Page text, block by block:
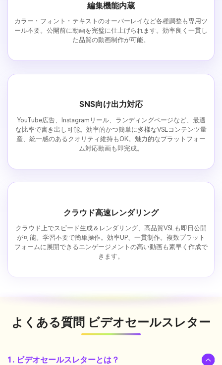
編集機能内蔵
カラー・フォント・テキストのオーバーレイなど各種調整も専用ツ
ール不要。公開前に動画を完璧に仕上げられます。効率良く一貫し
た品質の動画制作が可能。
SNS向け出力対応
YouTube広告、Instagramリール、ランディングページなど、最適
な比率で書き出し可能。効率的かつ簡単に多様なVSLコンテンツ量
産、統一感のあるクオリティ維持もOK。魅力的なプラットフォー
ム対応動画も即完成。
クラウド高速レンダリング
クラウド上でスピード生成＆レンダリング、高品質VSLも即日公開
が可能。学習不要で簡単操作。効率UP、一貫制作。複数プラット
フォームに展開できるエンゲージメントの高い動画も素早く作成で
きます。
よくある質問 ビデオセールスレター
1. ビデオセールスレターとは？